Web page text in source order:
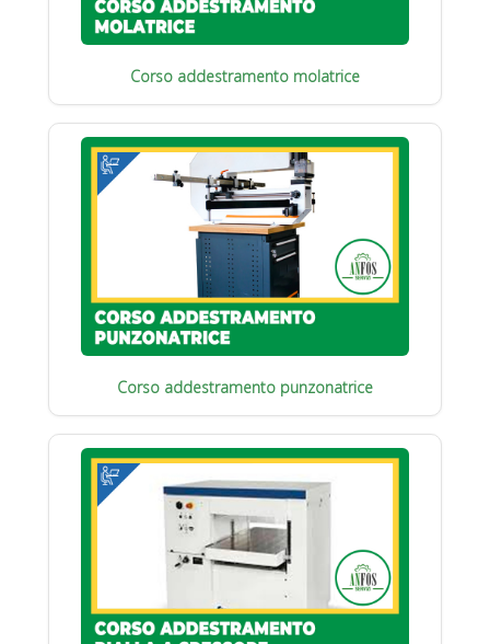
Corso addestramento molatrice
Corso addestramento punzonatrice